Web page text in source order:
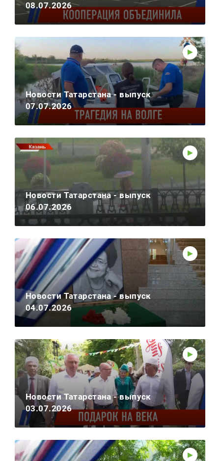
08.07.2026
Новости Татарстана - выпуск
07.07.2026
Новости Татарстана - выпуск
06.07.2026
Новости Татарстана - выпуск
04.07.2026
Новости Татарстана - выпуск
03.07.2026